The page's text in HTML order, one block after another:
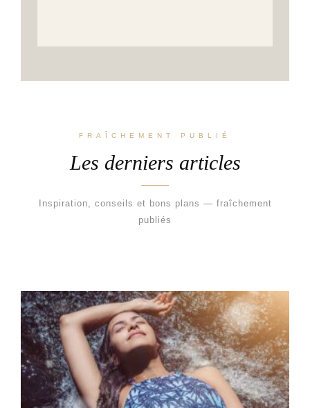
FRAÎCHEMENT PUBLIÉ
Les derniers articles
Inspiration, conseils et bons plans — fraîchement
publiés